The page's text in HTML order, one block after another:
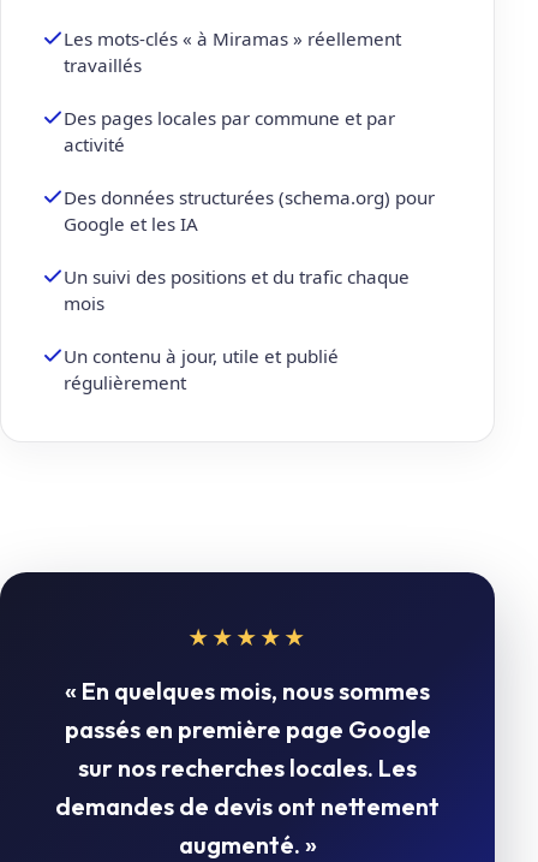
Les mots-clés « à Miramas » réellement
travaillés
Des pages locales par commune et par
activité
Des données structurées (schema.org) pour
Google et les IA
Un suivi des positions et du trafic chaque
mois
Un contenu à jour, utile et publié
régulièrement
★★★★★
« En quelques mois, nous sommes
passés en première page Google
sur nos recherches locales. Les
demandes de devis ont nettement
augmenté. »